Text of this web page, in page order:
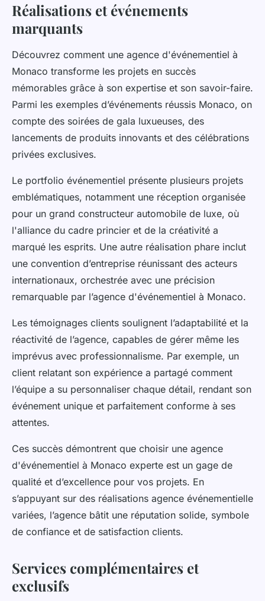
Réalisations et événements
marquants
Découvrez comment une agence d'événementiel à
Monaco transforme les projets en succès
mémorables grâce à son expertise et son savoir-faire.
Parmi les exemples d’événements réussis Monaco, on
compte des soirées de gala luxueuses, des
lancements de produits innovants et des célébrations
privées exclusives.
Le portfolio événementiel présente plusieurs projets
emblématiques, notamment une réception organisée
pour un grand constructeur automobile de luxe, où
l'alliance du cadre princier et de la créativité a
marqué les esprits. Une autre réalisation phare inclut
une convention d’entreprise réunissant des acteurs
internationaux, orchestrée avec une précision
remarquable par l’agence d'événementiel à Monaco.
Les témoignages clients soulignent l’adaptabilité et la
réactivité de l’agence, capables de gérer même les
imprévus avec professionnalisme. Par exemple, un
client relatant son expérience a partagé comment
l’équipe a su personnaliser chaque détail, rendant son
événement unique et parfaitement conforme à ses
attentes.
Ces succès démontrent que choisir une agence
d'événementiel à Monaco experte est un gage de
qualité et d’excellence pour vos projets. En
s’appuyant sur des réalisations agence événementielle
variées, l’agence bâtit une réputation solide, symbole
de confiance et de satisfaction clients.
Services complémentaires et
exclusifs